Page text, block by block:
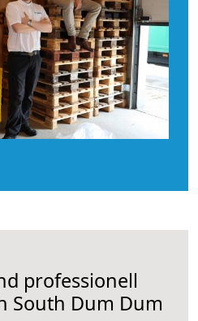
professionell
South Dum Dum